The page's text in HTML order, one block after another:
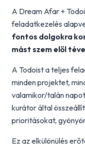
A Dream Afar +
feladatkezelés
fontos dolgokra
mást szem elől
A Todoist a teljes
minden projektet,
valamikor/talán
kurátor által
prioritásokat,
Ez az elkülönülés